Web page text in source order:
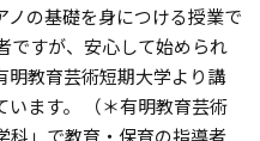
ノの基礎を身につける授業で
ですが、安心して始められ
明教育芸術短期大学より講
ます。 （＊有明教育芸術
科」で教育・保育の指導者